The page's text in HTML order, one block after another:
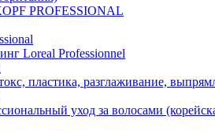
PROFESSIONAL
Loreal Professionnel
пластика, разглаживание,
уход за волосами